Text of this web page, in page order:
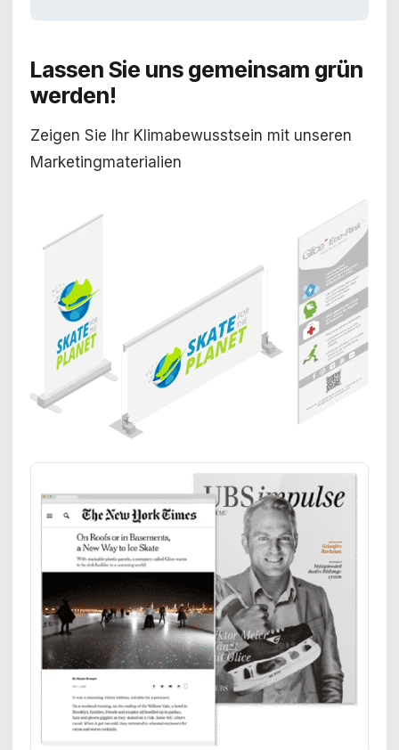
Lassen Sie uns gemeinsam grün
werden!
Zeigen Sie Ihr Klimabewusstsein mit unseren
Marketingmaterialien